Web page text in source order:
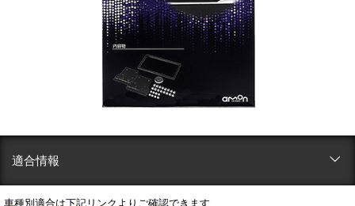
適合情報
車種別適合は下記リンクよりご確認できます